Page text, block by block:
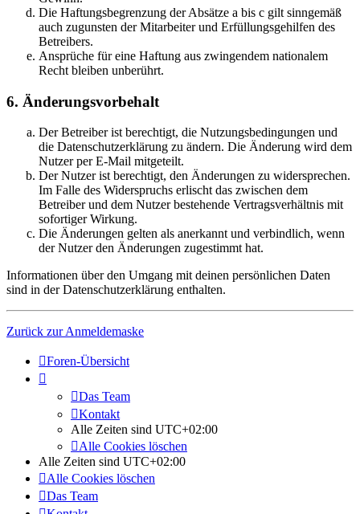
Die Haftungsbegrenzung der Absätze a bis c gilt sinngemäß
auch zugunsten der Mitarbeiter und Erfüllungsgehilfen des
Betreibers.
Ansprüche für eine Haftung aus zwingendem nationalem
Recht bleiben unberührt.
6. Änderungsvorbehalt
Der Betreiber ist berechtigt, die Nutzungsbedingungen und
die Datenschutzerklärung zu ändern. Die Änderung wird dem
Nutzer per E-Mail mitgeteilt.
Der Nutzer ist berechtigt, den Änderungen zu widersprechen.
Im Falle des Widerspruchs erlischt das zwischen dem
Betreiber und dem Nutzer bestehende Vertragsverhältnis mit
sofortiger Wirkung.
Die Änderungen gelten als anerkannt und verbindlich, wenn
der Nutzer den Änderungen zugestimmt hat.
Informationen über den Umgang mit deinen persönlichen Daten
sind in der Datenschutzerklärung enthalten.
Zurück zur Anmeldemaske
Foren-Übersicht
Das Team
Kontakt
Alle Zeiten sind UTC+02:00
Alle Cookies löschen
Alle Zeiten sind UTC+02:00
Alle Cookies löschen
Das Team